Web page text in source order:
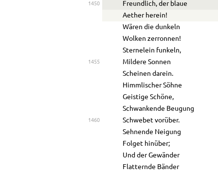
1450
Freundlich, der blaue
Aether herein!
Wären die dunkeln
Wolken zerronnen!
Sternelein funkeln,
1455
Mildere Sonnen
Scheinen darein.
Himmlischer Söhne
Geistige Schöne,
Schwankende Beugung
1460
Schwebet vorüber.
Sehnende Neigung
Folget hinüber;
Und der Gewänder
Flatternde Bänder